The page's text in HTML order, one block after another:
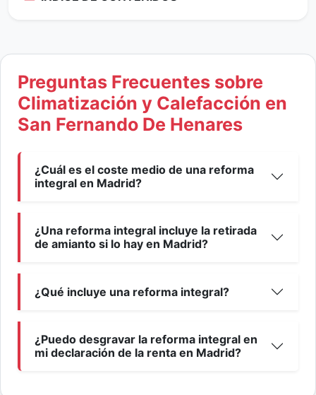
Preguntas Frecuentes sobre
Climatización y Calefacción en
San Fernando De Henares
¿Cuál es el coste medio de una reforma
integral en Madrid?
¿Una reforma integral incluye la retirada
de amianto si lo hay en Madrid?
¿Qué incluye una reforma integral?
¿Puedo desgravar la reforma integral en
mi declaración de la renta en Madrid?